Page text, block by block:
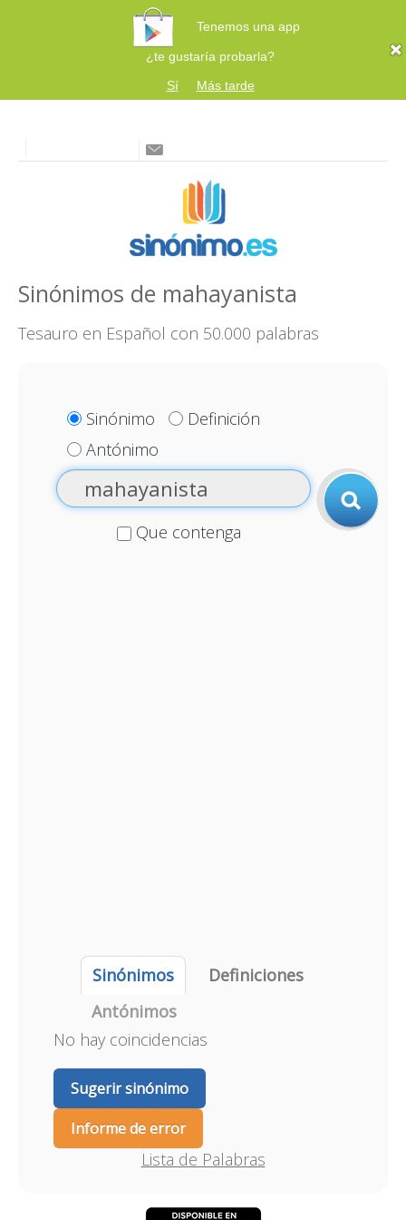
Tenemos una app
¿te gustaría probarla?
Sí
Más tarde
Sinónimos de mahayanista
Tesauro en Español con 50.000 palabras
Sinónimo
Definición
Antónimo
Que contenga
Sinónimos
Definiciones
Antónimos
No hay coincidencias
Sugerir sinónimo
Informe de error
Lista de Palabras